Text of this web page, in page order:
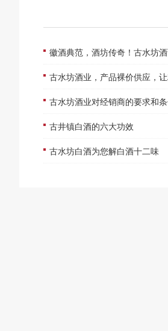
徽酒典范，酒坊传奇！古水坊酒
古水坊酒业，产品裸价供应，让
古水坊酒业对经销商的要求和
古井镇白酒的六大功效
古水坊白酒为您解白酒十二味